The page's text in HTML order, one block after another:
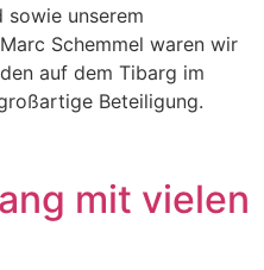
sowie unserem
Schemmel waren wir
auf dem Tibarg im
Beteiligung.
mit vielen